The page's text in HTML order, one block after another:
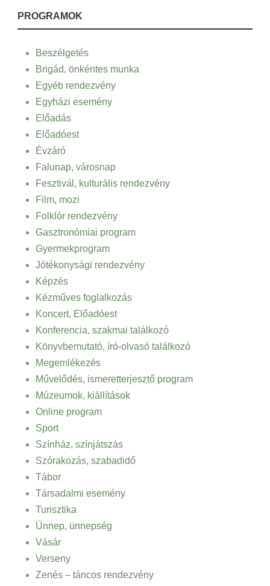
PROGRAMOK
Beszélgetés
Brigád, önkéntes munka
Egyéb rendezvény
Egyházi esemény
Előadás
Előadóest
Évzáró
Falunap, városnap
Fesztivál, kulturális rendezvény
Film, mozi
Folklór rendezvény
Gasztronómiai program
Gyermekprogram
Jótékonysági rendezvény
Képzés
Kézműves foglalkozás
Koncert, Előadóest
Konferencia, szakmai találkozó
Könyvbemutató, író-olvasó találkozó
Megemlékezés
Művelődés, ismeretterjesztő program
Múzeumok, kiállítások
Online program
Sport
Színház, színjátszás
Szórakozás, szabadidő
Tábor
Társadalmi esemény
Turisztika
Ünnep, ünnepség
Vásár
Verseny
Zenés – táncos rendezvény